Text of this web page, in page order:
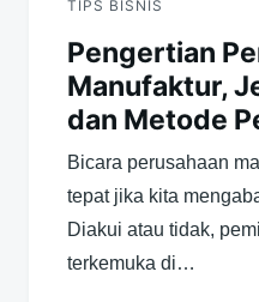
TIPS BISNIS
Pengertian
Manufaktur,
dan Metode
Bicara perusahaan
tepat jika kita
Diakui atau tidak,
terkemuka di…